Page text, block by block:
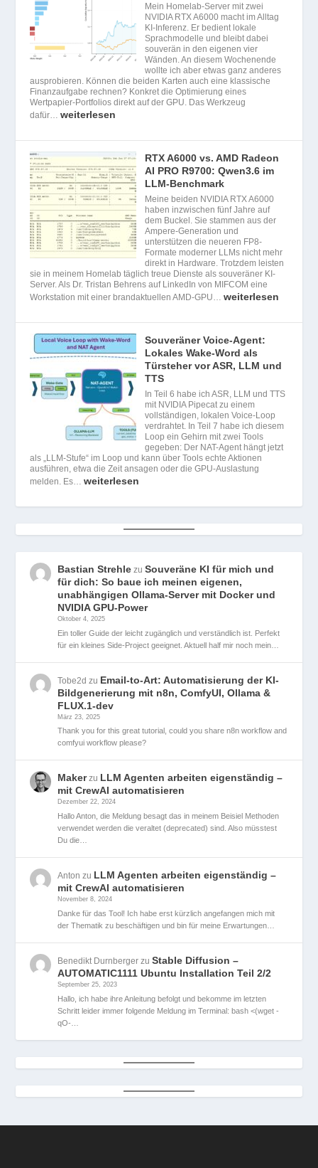
Mein Homelab-Server mit zwei
NVIDIA RTX A6000 macht im Alltag
KI-Inferenz. Er bedient lokale
Sprachmodelle und bleibt dabei
souverän in den eigenen vier
Wänden. An diesem Wochenende
wollte ich aber etwas ganz anderes
ausprobieren. Können die beiden Karten auch eine klassische
Finanzaufgabe rechnen? Konkret die Optimierung eines
Wertpapier-Portfolios direkt auf der GPU. Das Werkzeug
dafür…weiterlesen
RTX A6000 vs. AMD Radeon
AI PRO R9700: Qwen3.6 im
LLM-Benchmark
Meine beiden NVIDIA RTX A6000
haben inzwischen fünf Jahre auf
dem Buckel. Sie stammen aus der
Ampere-Generation und
unterstützen die neueren FP8-
Formate moderner LLMs nicht mehr
direkt in Hardware. Trotzdem leisten
sie in meinem Homelab täglich treue Dienste als souveräner KI-
Server. Als Dr. Tristan Behrens auf LinkedIn von MIFCOM eine
Workstation mit einer brandaktuellen AMD-GPU…weiterlesen
Souveräner Voice-Agent:
Lokales Wake-Word als
Türsteher vor ASR, LLM und
TTS
In Teil 6 habe ich ASR, LLM und TTS
mit NVIDIA Pipecat zu einem
vollständigen, lokalen Voice-Loop
verdrahtet. In Teil 7 habe ich diesem
Loop ein Gehirn mit zwei Tools
gegeben: Der NAT-Agent hängt jetzt
als „LLM-Stufe“ im Loop und kann über Tools echte Aktionen
ausführen, etwa die Zeit ansagen oder die GPU-Auslastung
melden. Es…weiterlesen
Bastian Strehle zuSouveräne KI für mich und
für dich: So baue ich meinen eigenen,
unabhängigen Ollama-Server mit Docker und
NVIDIA GPU-Power
Oktober 4, 2025
Ein toller Guide der leicht zugänglich und verständlich ist. Perfekt
für ein kleines Side-Project geeignet. Aktuell half mir noch mein…
Tobe2d zu Email-to-Art: Automatisierung der KI-
Bildgenerierung mit n8n, ComfyUI, Ollama &
FLUX.1-dev
März 23, 2025
Thank you for this great tutorial, could you share n8n workflow and
comfyui workflow please?
Makerzu LLM Agenten arbeiten eigenständig –
mit CrewAI automatisieren
Dezember 22, 2024
Hallo Anton, die Meldung besagt das in meinem Beisiel Methoden
verwendet werden die veraltet (deprecated) sind. Also müsstest
Du die…
Anton zu LLM Agenten arbeiten eigenständig –
mit CrewAI automatisieren
November 8, 2024
Danke für das Tool! Ich habe erst kürzlich angefangen mich mit
der Thematik zu beschäftigen und bin für meine Erwartungen…
Benedikt Durnberger zuStable Diffusion –
AUTOMATIC1111 Ubuntu Installation Teil 2/2
September 25, 2023
Hallo, ich habe ihre Anleitung befolgt und bekomme im letzten
Schritt leider immer folgende Meldung im Terminal: bash <(wget -
qO-…